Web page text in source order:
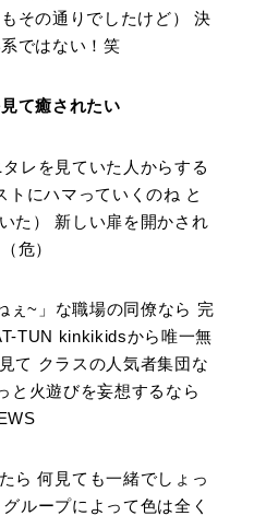
その通りでしたけど） 決
ではない！笑
て癒されたい
レを見ていた人からする
トにハマっていくのね と
た） 新しい扉を開かされ
危）
ぇ~」な職場の同僚なら 完
TUN kinkikidsから唯一無
て クラスの人気者集団な
と火遊びを妄想するなら
ら 何見ても一緒でしょっ
ループによって色は全く